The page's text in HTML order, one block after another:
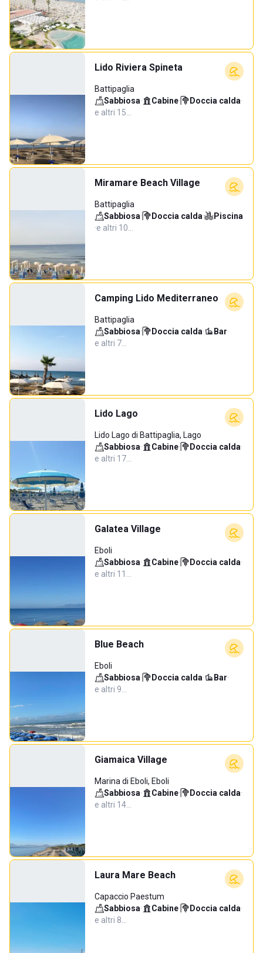
Lido Riviera Spineta
Battipaglia
Sabbiosa· Cabine· Doccia calda·
e altri 15…
Miramare Beach Village
Battipaglia
Sabbiosa· Doccia calda·
Piscina
·e altri 10…
Camping Lido Mediterraneo
Battipaglia
Sabbiosa· Doccia calda· Bar·
e altri 7…
Lido Lago
Lido Lago di Battipaglia, Lago
Sabbiosa· Cabine· Doccia calda·
e altri 17…
Galatea Village
Eboli
Sabbiosa· Cabine· Doccia calda·
e altri 11…
Blue Beach
Eboli
Sabbiosa· Doccia calda· Bar·
e altri 9…
Giamaica Village
Marina di Eboli, Eboli
Sabbiosa· Cabine· Doccia calda·
e altri 14…
Laura Mare Beach
Capaccio Paestum
Sabbiosa· Cabine· Doccia calda·
e altri 8…